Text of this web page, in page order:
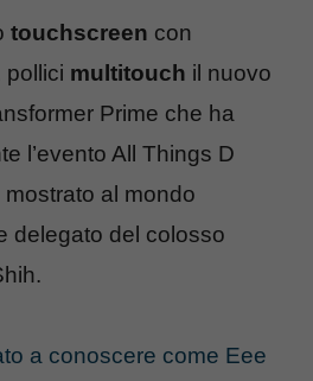
touchscreen con
pollici multitouch il nuovo
Prime che ha
l’evento All Things D
al mondo
delegato del colosso
a conoscere come Eee